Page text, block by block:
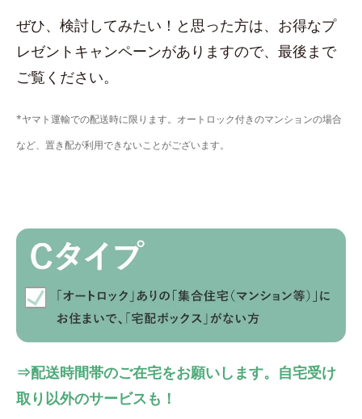
ぜひ、検討してみたい！と思った方は、お得なプ
レゼントキャンペーンがありますので、最後まで
ご覧ください。
*ヤマト運輸での配送時に限ります。オートロック付きのマンションの場合
など、置き配が利用できないことがございます。
⇒配送時間帯のご在宅をお願いします。自宅受け
取り以外のサービスも！